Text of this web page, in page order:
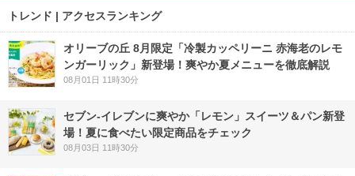
トレンド | アクセスランキング
オリーブの丘 8月限定「冷製カッペリーニ 赤海老のレモ
ンガーリック」新登場！爽やか夏メニューを徹底解説
08月01日 11時30分
セブン‐イレブンに爽やか「レモン」スイーツ＆パン新登
場！夏に食べたい限定商品をチェック
08月03日 11時30分